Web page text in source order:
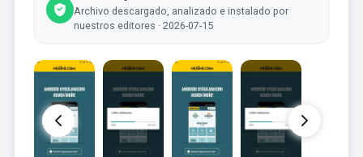
Archivo descargado, analizado e instalado por
nuestros editores · 2026-07-15